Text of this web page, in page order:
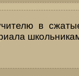
в